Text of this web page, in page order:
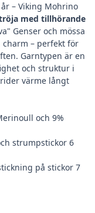
– Viking Mohrino
med tillhörande
Genser och mössa
– perfekt för
Garntypen är en
och struktur i
värme långt
och 9%
strumpstickor 6
på stickor 7